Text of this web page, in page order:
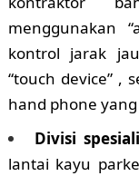
menggunakan
kontrol jarak
“touch device” ,
hand phone
Divisi
lantai kayu